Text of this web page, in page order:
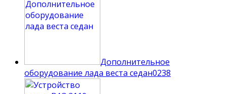
Дополнительное
оборудование лада веста седан0238